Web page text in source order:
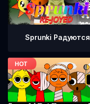
Sprunki Радуются